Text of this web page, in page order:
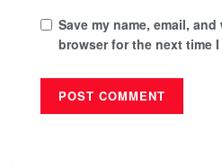
Save my name, email,
browser for the next time